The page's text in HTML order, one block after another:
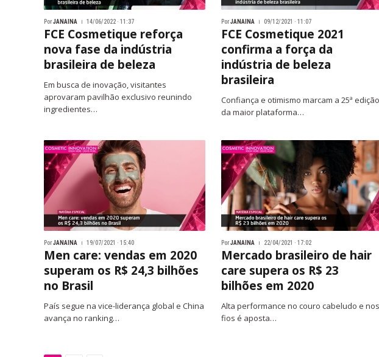
PorJANAINA 14/06/2022 · 11:37
FCE Cosmetique reforça
nova fase da indústria
brasileira de beleza
Em busca de inovação, visitantes
aprovaram pavilhão exclusivo reunindo
ingredientes…
PorJANAINA 09/12/2021 · 11:07
FCE Cosmetique 2021
confirma a força da
indústria de beleza
brasileira
Confiança e otimismo marcam a 25ª edição
da maior plataforma…
PorJANAINA 19/07/2021 · 15:40
Men care: vendas em 2020
superam os R$ 24,3 bilhões
no Brasil
País segue na vice-liderança global e China
avança no ranking…
PorJANAINA 22/04/2021 · 17:02
Mercado brasileiro de hair
care supera os R$ 23
bilhões em 2020
Alta performance no couro cabeludo e nos
fios é aposta…